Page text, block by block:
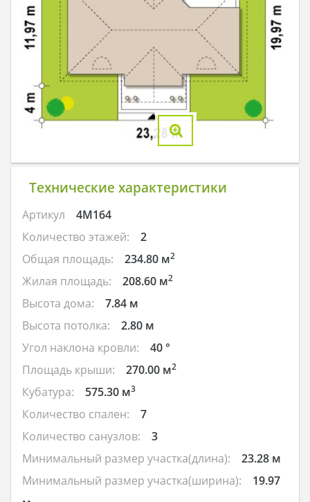
Технические характеристики
Артикул
4M164
Количество этажей:
2
Общая площадь:
234.80 м2
Жилая площадь: 208.60 м2
Высота дома:
7.84 м
Высота потолка:
2.80 м
Угол наклона кровли:
40 °
Площадь крыши:
270.00 м2
Кубатура: 575.30 м3
Количество спален:
7
Количество санузлов:
3
Минимальный размер участка(длина):
23.28 м
Минимальный размер участка(ширина):
19.97